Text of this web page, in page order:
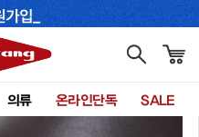
의류 온라인단독 SALE